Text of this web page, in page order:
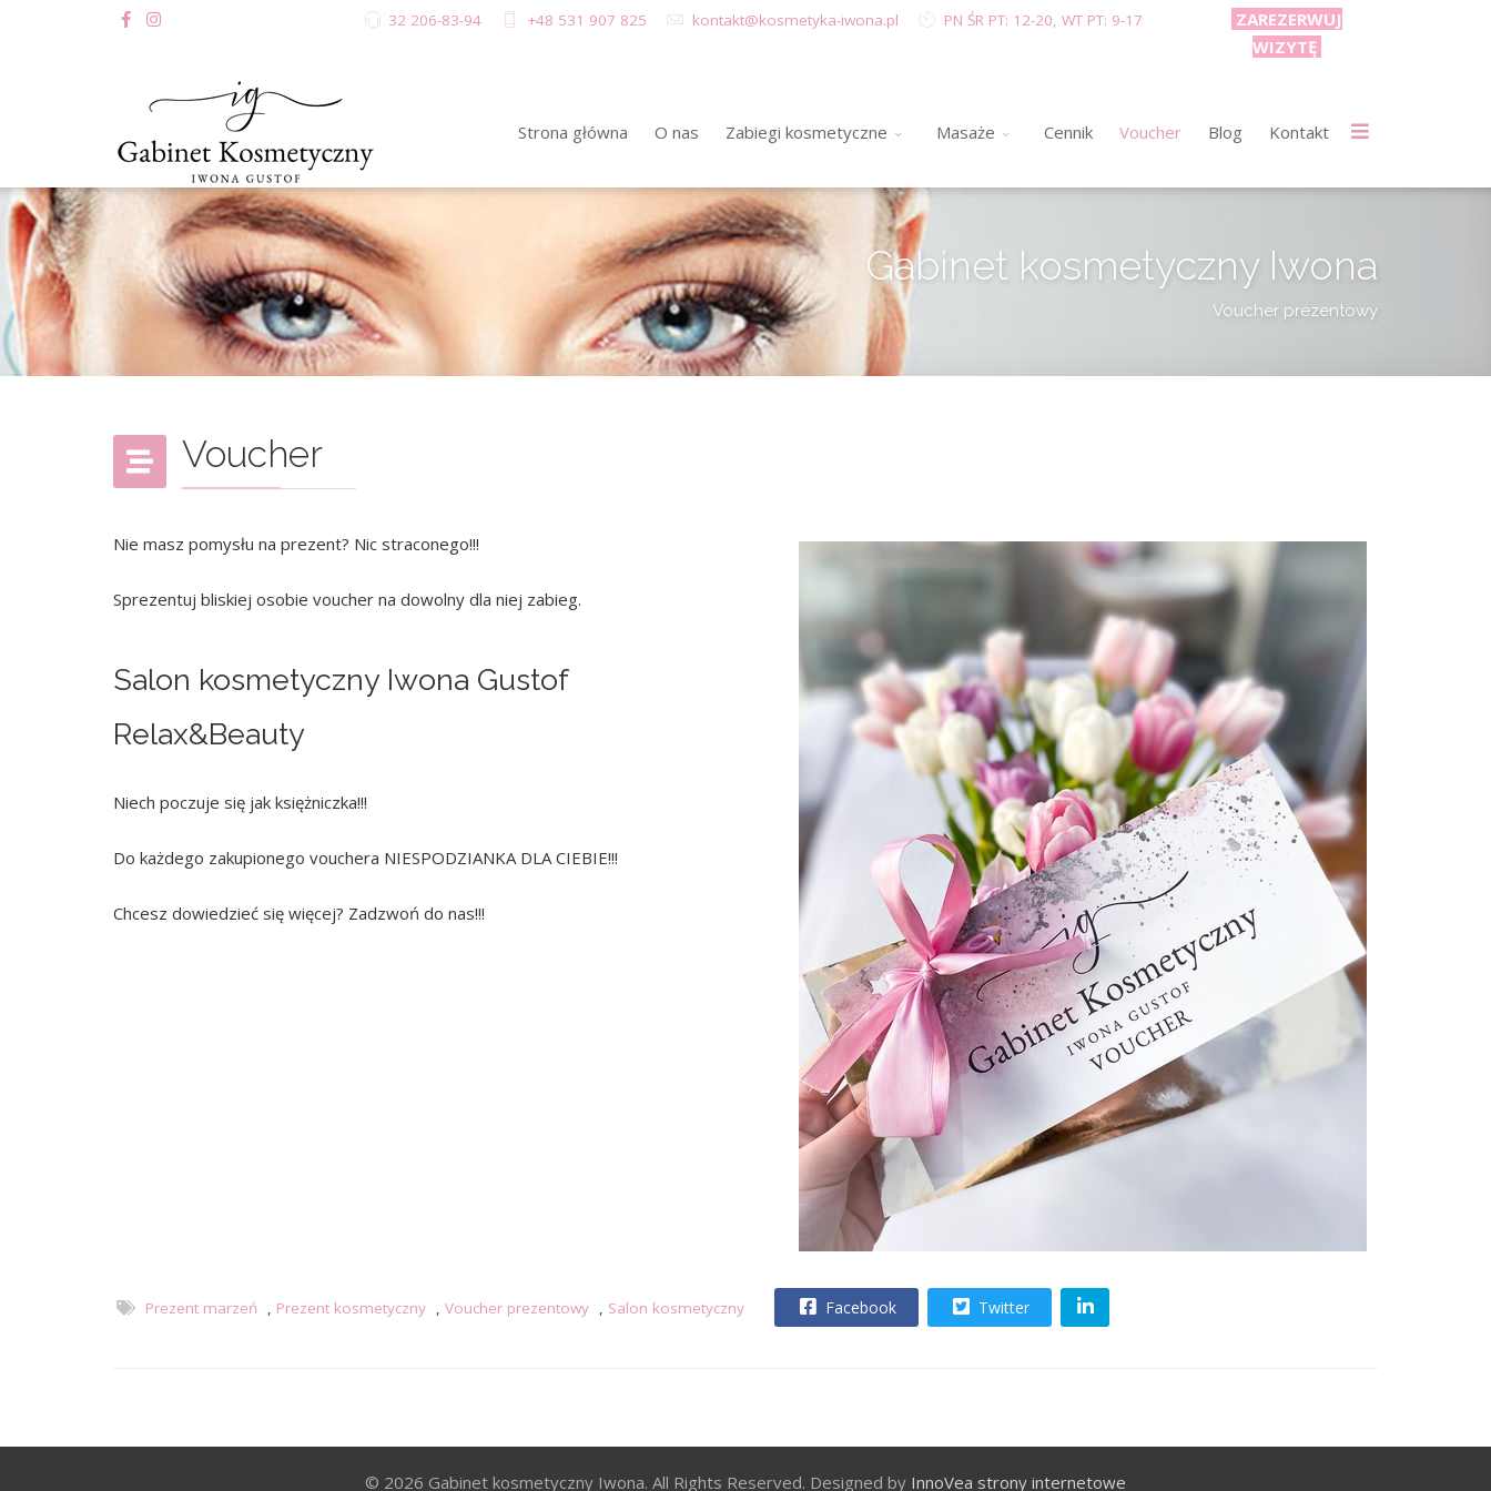
32 206-83-94 +48 531 907 825 kontakt@kosmetyka-iwona.pl PN ŚR PT: 12-20, WT PT: 9-17
ZAREZERWUJ
WIZYTĘ
Strona główna O nas Zabiegi kosmetyczne Masaże Cennik Voucher Blog Kontakt
Gabinet kosmetyczny Iwona
Voucher prezentowy
Voucher
Nie masz pomysłu na prezent? Nic straconego!!!
Sprezentuj bliskiej osobie voucher na dowolny dla niej zabieg.
Salon kosmetyczny Iwona Gustof
Relax&Beauty
Niech poczuje się jak księżniczka!!!
Do każdego zakupionego vouchera NIESPODZIANKA DLA CIEBIE!!!
Chcesz dowiedzieć się więcej? Zadzwoń do nas!!!
Prezent marzeń , Prezent kosmetyczny , Voucher prezentowy , Salon kosmetyczny Facebook Twitter
© 2026 Gabinet kosmetyczny Iwona. All Rights Reserved. Designed by InnoVea strony internetowe